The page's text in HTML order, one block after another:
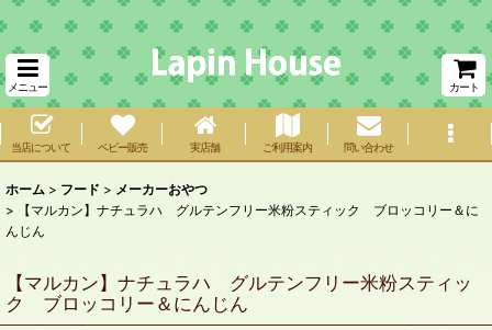
メニュー カート
当店について ベビー販売 実店舗 ご利用案内 問い合わせ
ホーム > フード > メーカーおやつ
>
【マルカン】ナチュラハ グルテンフリー米粉スティック ブロッコリー＆に
んじん
【マルカン】ナチュラハ グルテンフリー米粉スティッ
ク ブロッコリー＆にんじん